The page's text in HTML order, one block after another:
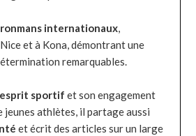
internationaux,
et à Kona, démontrant une
remarquables.
esprit sportifet son engagement
jeunes athlètes, il partage aussi
et écrit des articles sur un large